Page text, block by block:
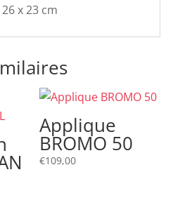
x 23 cm
Applique
BROMO 50
€109,00